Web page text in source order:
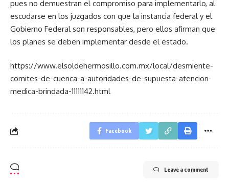
pues no demuestran el compromiso para implementarlo, al
escudarse en los juzgados con que la instancia federal y el
Gobierno Federal son responsables, pero ellos afirman que
los planes se deben implementar desde el estado.
https://www.elsoldehermosillo.com.mx/local/desmiente-
comites-de-cuenca-a-autoridades-de-supuesta-atencion-
medica-brindada-11111142.html
Facebook
Leave a comment